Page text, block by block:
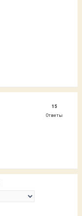
15
Ответы